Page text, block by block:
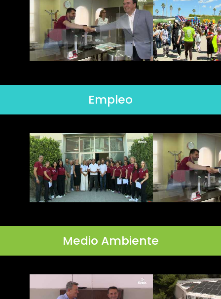
Empleo
Medio Ambiente